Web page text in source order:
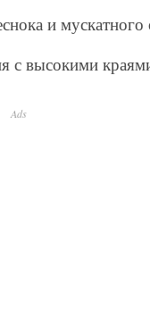
и мускатного
с высокими
Ads